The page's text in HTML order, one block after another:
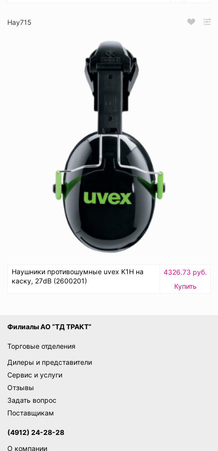
Нау715
Наушники противошумные uvex K1H на
каску, 27dB (2600201)
4326.73 руб.
Купить
Филиалы АО “ТД ТРАКТ”
Торговые отделения
Дилеры и представители
Сервис и услуги
Отзывы
Задать вопрос
Поставщикам
(4912) 24-28-28
О компании